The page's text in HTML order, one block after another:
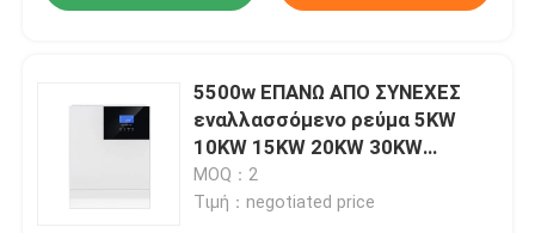
5500w ΕΠΑΝΩ ΑΠΟ ΣΥΝΕΧΕΣ
εναλλασσόμενο ρεύμα 5KW
10KW 15KW 20KW 30KW
αναστροφέων πλέγματος το
ηλιακό
MOQ：2
Τιμή：negotiated price